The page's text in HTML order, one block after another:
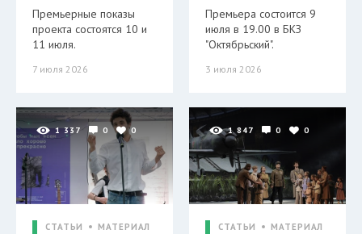
Премьерные показы
проекта состоятся 10 и
11 июля.
7 июля 2026
Премьера состоится 9
июля в 19.00 в БКЗ
"Октябрьский".
3 июля 2026
1 337 0 0
СТАТЬИ МАТЕРИАЛ
1 847 0 0
СТАТЬИ МАТЕРИАЛ